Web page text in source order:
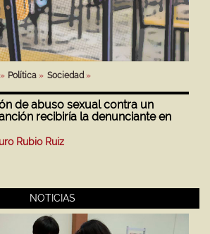
Política Sociedad
de abuso sexual contra un
recibiría la denunciante en
Rubio Ruiz
NOTICIAS